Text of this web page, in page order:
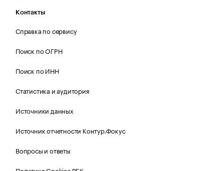
Контакты
Справка по сервису
Поиск по ОГРН
Поиск по ИНН
Статистика и аудитория
Источники данных
Источник отчетности Контур.Фокус
Вопросы и ответы